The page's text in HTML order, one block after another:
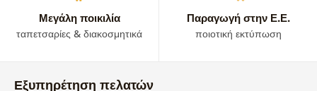
Μεγάλη ποικιλία
ταπετσαρίες & διακοσμητικά
Παραγωγή στην Ε.Ε.
ποιοτική εκτύπωση
Εξυπηρέτηση πελατών